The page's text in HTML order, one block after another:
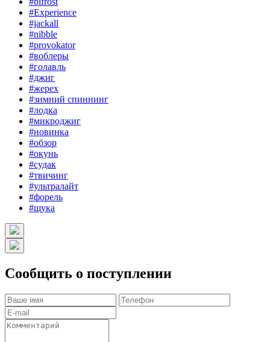
#Experience
#jackall
#nibble
#provokator
#воблеры
#голавль
#джиг
#жерех
#зимний спиннинг
#лодка
#микроджиг
#новинка
#обзор
#окунь
#судак
#твичинг
#ультралайт
#форель
#щука
Сообщить о поступлении